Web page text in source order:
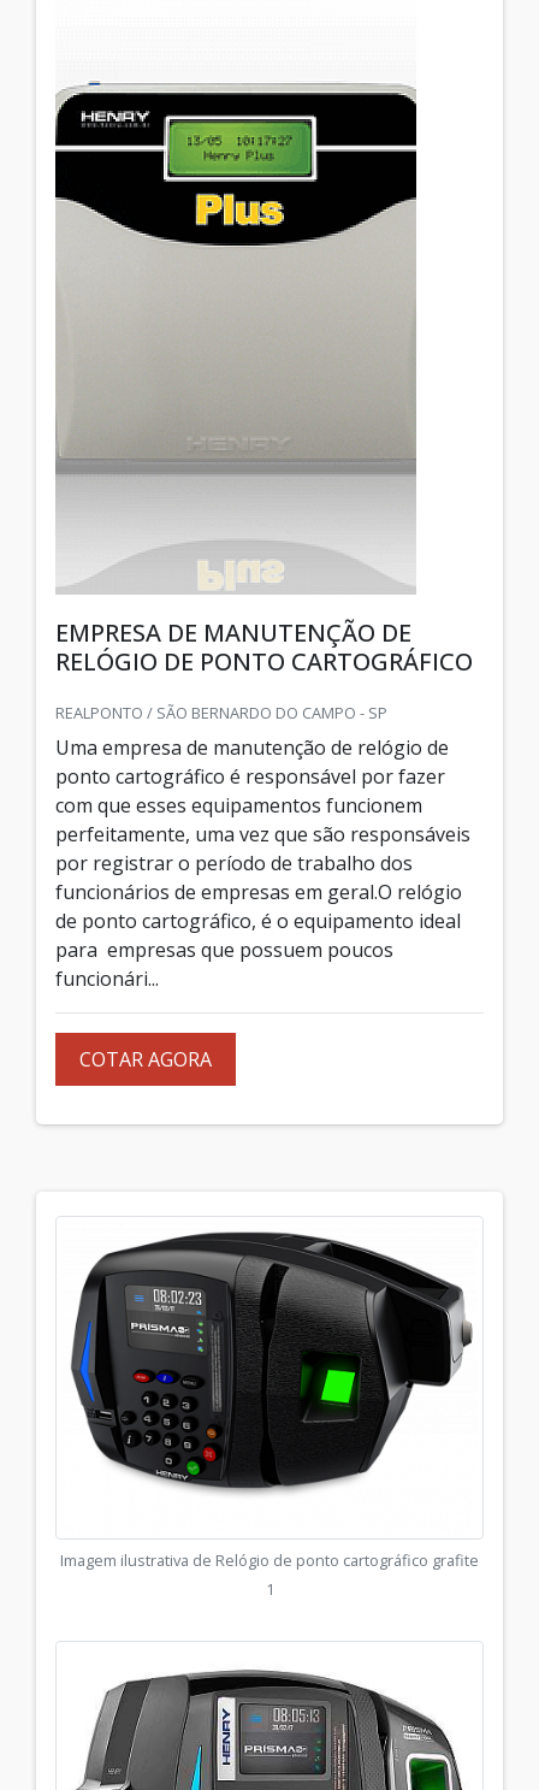
EMPRESA DE MANUTENÇÃO DE
RELÓGIO DE PONTO CARTOGRÁFICO
REALPONTO / SÃO BERNARDO DO CAMPO - SP
Uma empresa de manutenção de relógio de
ponto cartográfico é responsável por fazer
com que esses equipamentos funcionem
perfeitamente, uma vez que são responsáveis
por registrar o período de trabalho dos
funcionários de empresas em geral.O relógio
de ponto cartográfico, é o equipamento ideal
para empresas que possuem poucos
funcionári...
COTAR AGORA
Imagem ilustrativa de Relógio de ponto cartográfico grafite
1